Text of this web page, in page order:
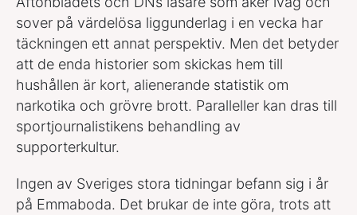
sover på värdelösa liggunderlag i en vecka har
täckningen ett annat perspektiv. Men det betyder
att de enda historier som skickas hem till
hushållen är kort, alienerande statistik om
narkotika och grövre brott. Paralleller kan dras till
sportjournalistikens behandling av
supporterkultur.
Ingen av Sveriges stora tidningar befann sig i år
på Emmaboda. Det brukar de inte göra, trots att